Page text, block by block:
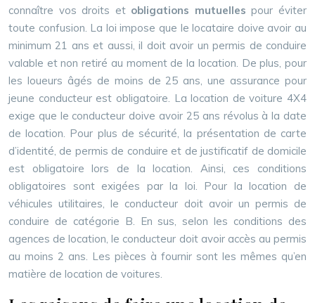
connaître vos droits et obligations mutuellespour éviter
toute confusion. La loi impose que le locataire doive avoir au
minimum 21 ans et aussi, il doit avoir un permis de conduire
valable et non retiré au moment de la location. De plus, pour
les loueurs âgés de moins de 25 ans, une assurance pour
jeune conducteur est obligatoire. La location de voiture 4X4
exige que le conducteur doive avoir 25 ans révolus à la date
de location. Pour plus de sécurité, la présentation de carte
d’identité, de permis de conduire et de justificatif de domicile
est obligatoire lors de la location. Ainsi, ces conditions
obligatoires sont exigées par la loi. Pour la location de
véhicules utilitaires, le conducteur doit avoir un permis de
conduire de catégorie B. En sus, selon les conditions des
agences de location, le conducteur doit avoir accès au permis
au moins 2 ans. Les pièces à fournir sont les mêmes qu’en
matière de location de voitures.